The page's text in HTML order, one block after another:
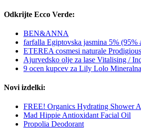
Odkrijte Ecco Verde:
BEN&ANNA
farfalla Egiptovska jasmina 5% (95%
ETEREA cosmesi naturale
Ajurvedsko olje za lase Vitalising /
9 ocen kupcev za Lily Lolo
Novi izdelki:
FREE! Organics Hydrating Shower
Mad Hippie Antioxidant Facial Oil
Propolia Deodorant